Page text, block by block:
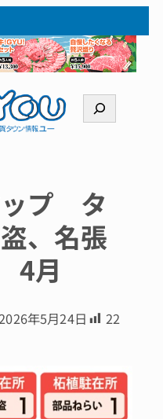
索
ップ タ
、名張
4月
2026年5月24日 22